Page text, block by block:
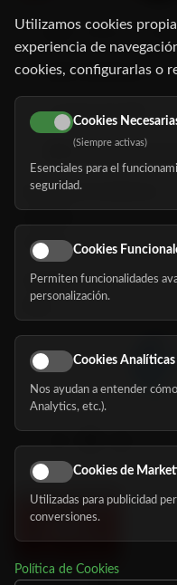
C/ Oruro, 11.
91 345 06 26
616 113 103
Buscador de residencias
Eventos
Nosotros
Síguenos
Utilizamos cookies
experiencia de
cookies, configurarlas o
Cookies
(Siempre activas)
Esenciales para el
seguridad.
Cookies
Permiten funcionalidades
personalización.
Cookies Analíticas
Nos ayudan a entender
Analytics, etc.).
Cookies de
Utilizadas para publicidad
conversiones.
Política de Cookies